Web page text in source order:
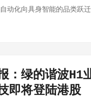
仅三年已完成从技术研发
据中心供电。这引发当地
间：2026-07-19
动化向具身智能的品类跃
分赛道的动态。 本期特别
超预期，国产份额正式突
稳健 力矩传感器 国产六维
：绿的谐波H1
即将登陆港股